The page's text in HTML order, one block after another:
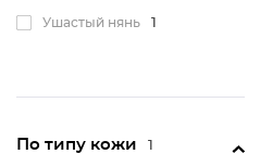
Ушастый нянь 1
По типу кожи 1